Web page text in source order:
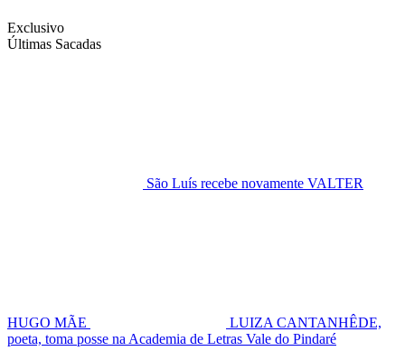
Exclusivo
Últimas Sacadas
São Luís recebe novamente VALTER
HUGO MÃE
LUIZA CANTANHÊDE,
poeta, toma posse na Academia de Letras Vale do Pindaré